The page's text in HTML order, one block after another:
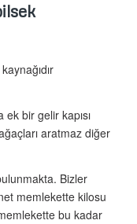
ek bir gelir kapısı
aratmaz diğer
Bizler
memlekette kilosu
bu kadar